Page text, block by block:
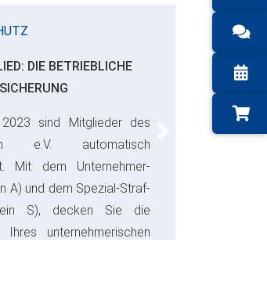
DIE BETRIEBLICHE
sind Mitglieder des
e.V. automatisch
Mit dem Unternehmer-
A) und dem Spezial-Straf-
S), decken Sie die
unternehmerischen
Geld.